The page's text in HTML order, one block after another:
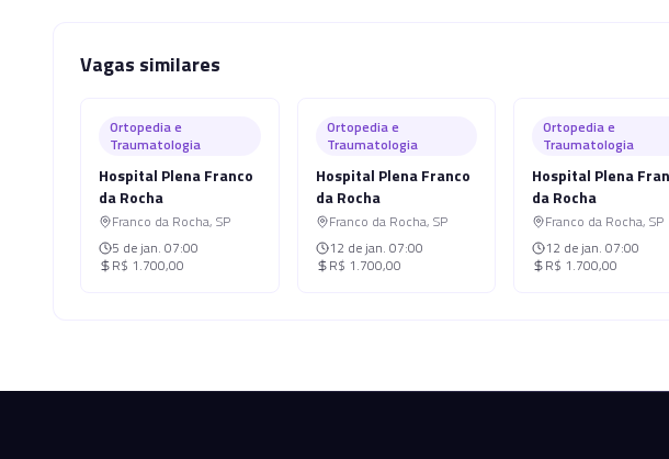
Vagas similares
Ortopedia e
Traumatologia
Hospital Plena Franco
da Rocha
Franco da Rocha, SP
5 de jan. 07:00
R$ 1.700,00
Ortopedia e
Traumatologia
Hospital Plena Franco
da Rocha
Franco da Rocha, SP
12 de jan. 07:00
R$ 1.700,00
Ortopedia e
Traumatologia
Hospital Plena
da Rocha
Franco da Rocha, SP
12 de jan. 07:00
R$ 1.700,00